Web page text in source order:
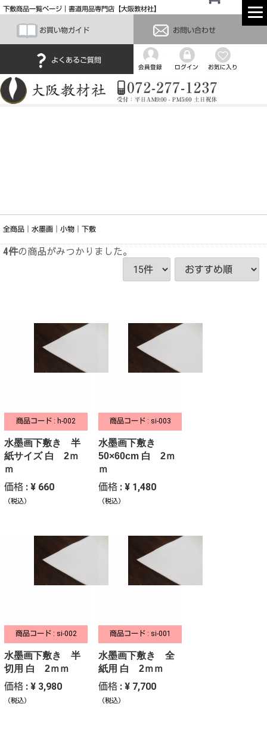
下敷商品一覧ページ｜書道用品専門店【大阪教材社】
お買い物ガイド お問い合わせ
よくあるご質問
会員登録 ログイン お気に入り
全商品 水墨画 小物 下敷
4件の商品がみつかりました。
商品コード : h-002
水墨画下敷き 半
紙サイズ 白 2ｍ
ｍ
価格 : ¥ 660
（税込）
商品コード : si-003
水墨画下敷き
50×60cm 白 2ｍ
ｍ
価格 : ¥ 1,480
（税込）
商品コード : si-002
水墨画下敷き 半
切用 白 2ｍｍ
価格 : ¥ 3,980
（税込）
商品コード : si-001
水墨画下敷き 全
紙用 白 2ｍｍ
価格 : ¥ 7,700
（税込）